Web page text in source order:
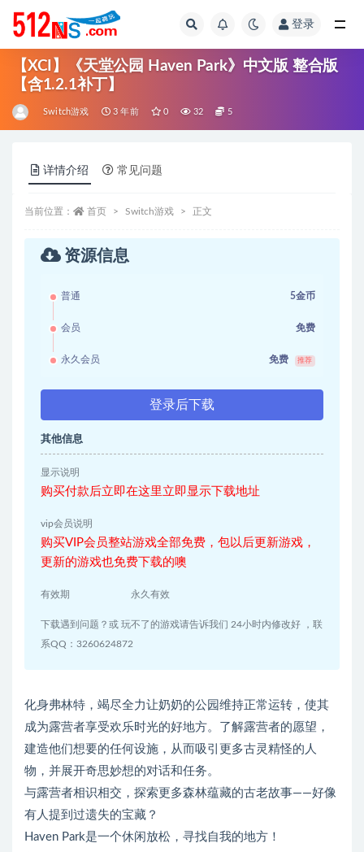
登录
【XCI】《天堂公园 Haven Park》中文版 整合版
【含1.2.1补丁】
Switch游戏 3 年前 0 32 5
详情介绍 常见问题
当前位置： 首页 Switch游戏 正文
资源信息
普通 5金币
会员 免费
永久会员 免费 推荐
登录后下载
其他信息
显示说明
购买付款后立即在这里立即显示下载地址
vip会员说明
购买VIP会员整站游戏全部免费，包以后更新游戏，
更新的游戏也免费下载的噢
有效期 永久有效
下载遇到问题？或 玩不了的游戏请告诉我们 24小时内修改好 ，联
系QQ：3260624872
化身弗林特，竭尽全力让奶奶的公园维持正常运转，使其
成为露营者享受欢乐时光的好地方。了解露营者的愿望，
建造他们想要的任何设施，从而吸引更多古灵精怪的人
物，并展开奇思妙想的对话和任务。
与露营者相识相交，探索更多森林蕴藏的古老故事——好像
有人提到过遗失的宝藏？
Haven Park是一个休闲放松，寻找自我的地方！